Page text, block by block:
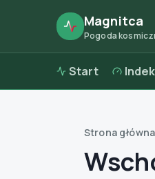
Magnitca
Pogoda
Start
Strona główna